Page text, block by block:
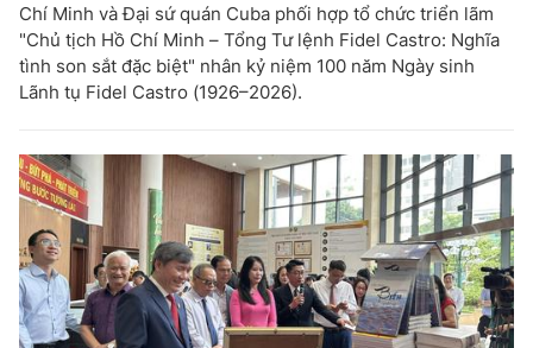
Chí Minh và Đại sứ quán Cuba phối hợp tổ chức triển lãm
"Chủ tịch Hồ Chí Minh – Tổng Tư lệnh Fidel Castro: Nghĩa
tình son sắt đặc biệt" nhân kỷ niệm 100 năm Ngày sinh
Lãnh tụ Fidel Castro (1926–2026).